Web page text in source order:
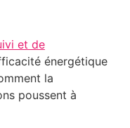
et de
énergétique
la
poussent à